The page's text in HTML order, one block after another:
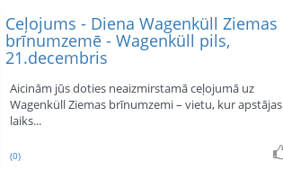
Ceļojums - Diena Wagenküll Ziemas
brīnumzemē - Wagenküll pils,
21.decembris
Aicinām jūs doties neaizmirstamā ceļojumā uz
Wagenküll Ziemas brīnumzemi – vietu, kur apstājas
laiks...
(0)